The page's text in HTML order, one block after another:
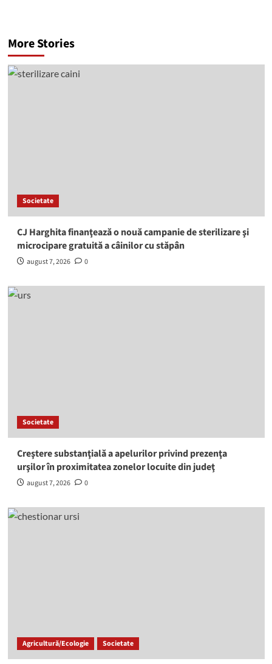
More Stories
Societate
CJ Harghita finanţează o nouă campanie de sterilizare şi
microcipare gratuită a câinilor cu stăpân
august 7, 2026 0
Societate
Creştere substanţială a apelurilor privind prezenţa
urşilor în proximitatea zonelor locuite din judeţ
august 7, 2026 0
Agricultură/Ecologie Societate